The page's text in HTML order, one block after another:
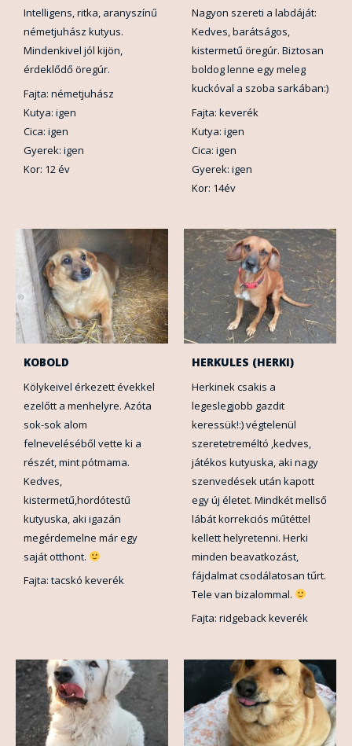
Intelligens, ritka, aranyszínű
németjuhász kutyus.
Mindenkivel jól kijön,
érdeklődő öregúr.
Fajta: németjuhász
Kutya: igen
Cica: igen
Gyerek: igen
Kor: 12 év
Nagyon szereti a labdáját:
Kedves, barátságos,
kistermetű öregúr. Biztosan
boldog lenne egy meleg
kuckóval a szoba sarkában:)
Fajta: keverék
Kutya: igen
Cica: igen
Gyerek: igen
Kor: 14év
KOBOLD
Kölykeivel érkezett évekkel
ezelőtt a menhelyre. Azóta
sok-sok alom
felneveléséből vette ki a
részét, mint pótmama.
Kedves,
kistermetű,hordótestű
kutyuska, aki igazán
megérdemelne már egy
saját otthont.
Fajta: tacskó keverék
HERKULES (HERKI)
Herkinek csakis a
legeslegjobb gazdit
keressük!:) végtelenül
szeretetreméltó ,kedves,
játékos kutyuska, aki nagy
szenvedések után kapott
egy új életet. Mindkét mellső
lábát korrekciós műtéttel
kellett helyretenni. Herki
minden beavatkozást,
fájdalmat csodálatosan tűrt.
Tele van bizalommal.
Fajta: ridgeback keverék